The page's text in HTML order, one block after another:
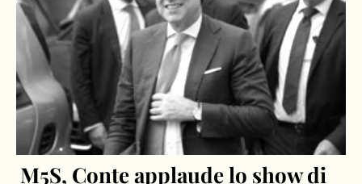
M5S, Conte applaude lo show di